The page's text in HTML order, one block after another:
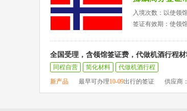
入境次数：以使领
签证有效期：使领
全国受理，含领馆签证费，代做机酒行程
同程自营
简化材料
代做机酒行程
新产品
最早可办理10-09出行的签证 供应商